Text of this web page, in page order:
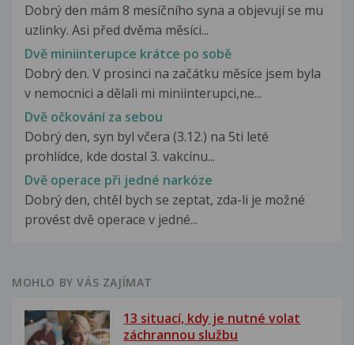
Dobrý den mám 8 mesíčního syna a objevují se mu
uzlinky. Asi před dvěma měsíci...
Dvě miniinterupce krátce po sobě
Dobrý den. V prosinci na začátku měsíce jsem byla
v nemocnici a dělali mi miniinterupci,ne...
Dvě očkování za sebou
Dobrý den, syn byl včera (3.12.) na 5ti leté
prohlídce, kde dostal 3. vakcínu...
Dvě operace při jedné narkóze
Dobrý den, chtěl bych se zeptat, zda-li je možné
provést dvě operace v jedné...
MOHLO BY VÁS ZAJÍMAT
13 situací, kdy je nutné volat
záchrannou službu